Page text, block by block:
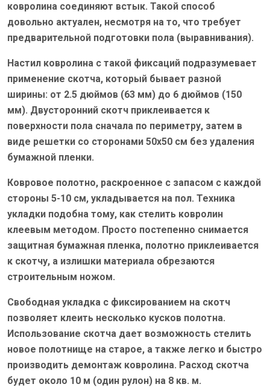
ковролина соединяют встык. Такой способ
довольно актуален, несмотря на то, что требует
предварительной подготовки пола (выравнивания).
Настил ковролина с такой фиксаций подразумевает
применение скотча, который бывает разной
ширины: от 2.5 дюймов (63 мм) до 6 дюймов (150
мм). Двусторонний скотч приклеивается к
поверхности пола сначала по периметру, затем в
виде решетки со сторонами 50х50 см без удаления
бумажной пленки.
Ковровое полотно, раскроенное с запасом с каждой
стороны 5-10 см, укладывается на пол. Техника
укладки подобна тому, как стелить ковролин
клеевым методом. Просто постепенно снимается
защитная бумажная пленка, полотно приклеивается
к скотчу, а излишки материала обрезаются
строительным ножом.
Свободная укладка с фиксированием на скотч
позволяет клеить несколько кусков полотна.
Использование скотча дает возможность стелить
новое полотнище на старое, а также легко и быстро
производить демонтаж ковролина. Расход скотча
будет около 10 м (один рулон) на 8 кв. м.